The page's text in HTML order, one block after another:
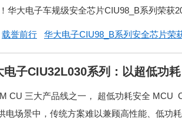
华大电子车规级安全芯片CIU98_B系列荣获
载誉前行 华大电子CIU98_B系列安全芯片荣
电子CIU32L030系列：以超低功
CU 三大产品线之一， 超低功耗安全 MCU
电场景中，传统方案难以兼顾高性能、低功